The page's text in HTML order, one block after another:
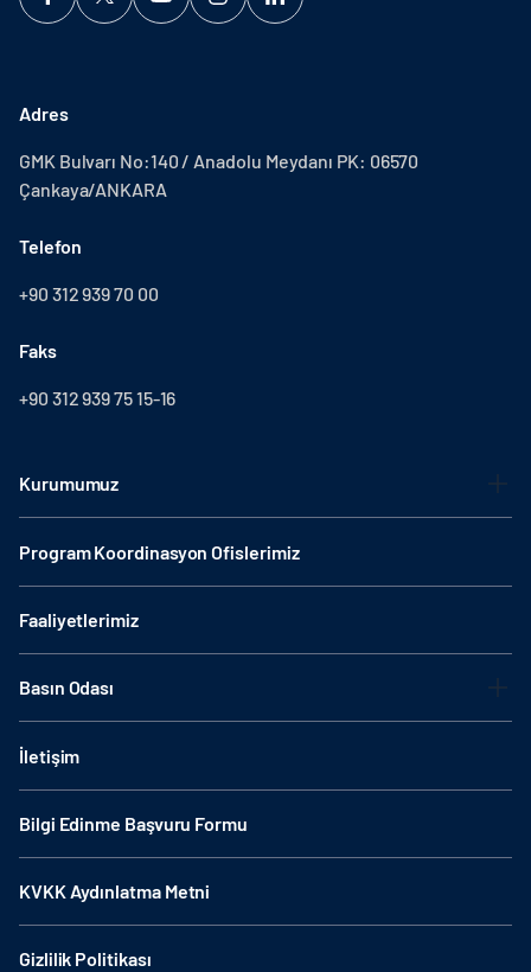
Adres
GMK Bulvarı No:140 / Anadolu Meydanı PK: 06570
Çankaya/ANKARA
Telefon
+90 312 939 70 00
Faks
+90 312 939 75 15-16
Kurumumuz
Program Koordinasyon Ofislerimiz
Faaliyetlerimiz
Basın Odası
İletişim
Bilgi Edinme Başvuru Formu
KVKK Aydınlatma Metni
Gizlilik Politikası